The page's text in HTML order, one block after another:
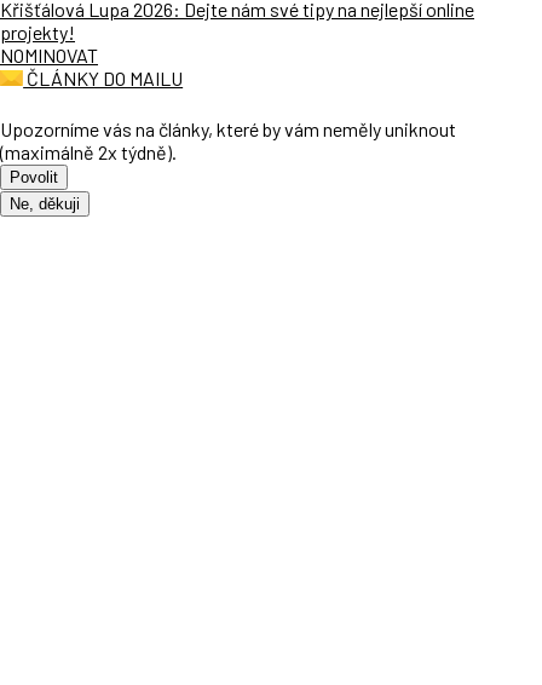
Křišťálová Lupa 2026: Dejte nám své tipy na nejlepší online
projekty!
NOMINOVAT
ČLÁNKY DO MAILU
Upozorníme vás na články, které by vám neměly uniknout
(maximálně 2x týdně).
Povolit
Ne, děkuji